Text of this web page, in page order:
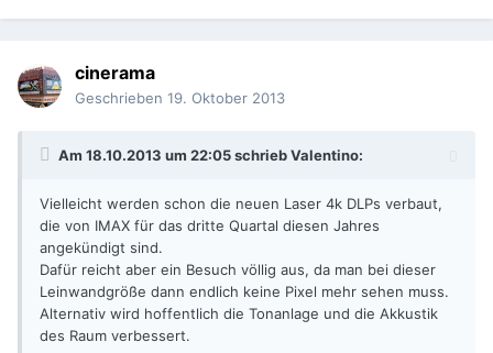
cinerama
Geschrieben 19. Oktober 2013
Am 18.10.2013 um 22:05 schrieb Valentino:
Vielleicht werden schon die neuen Laser 4k DLPs verbaut,
die von IMAX für das dritte Quartal diesen Jahres
angekündigt sind.
Dafür reicht aber ein Besuch völlig aus, da man bei dieser
Leinwandgröße dann endlich keine Pixel mehr sehen muss.
Alternativ wird hoffentlich die Tonanlage und die Akkustik
des Raum verbessert.